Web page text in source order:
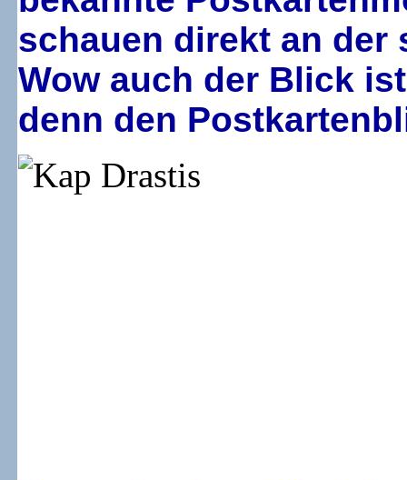
schauen direkt an der
Wow auch der Blick
denn den